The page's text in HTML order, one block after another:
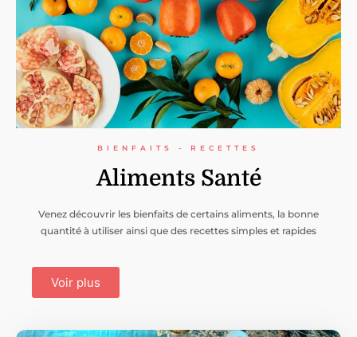
BIENFAITS - RECETTES
Aliments Santé
Venez découvrir les bienfaits de certains aliments, la bonne
quantité à utiliser ainsi que des recettes simples et rapides
Voir plus